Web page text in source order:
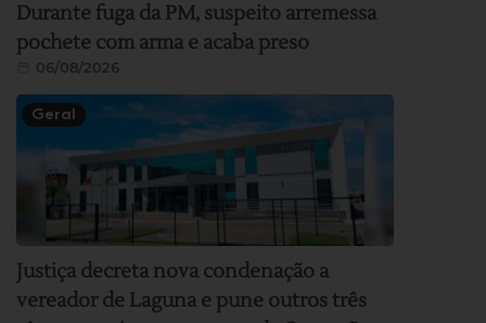
Durante fuga da PM, suspeito arremessa
pochete com arma e acaba preso
06/08/2026
Geral
Justiça decreta nova condenação a
vereador de Laguna e pune outros três